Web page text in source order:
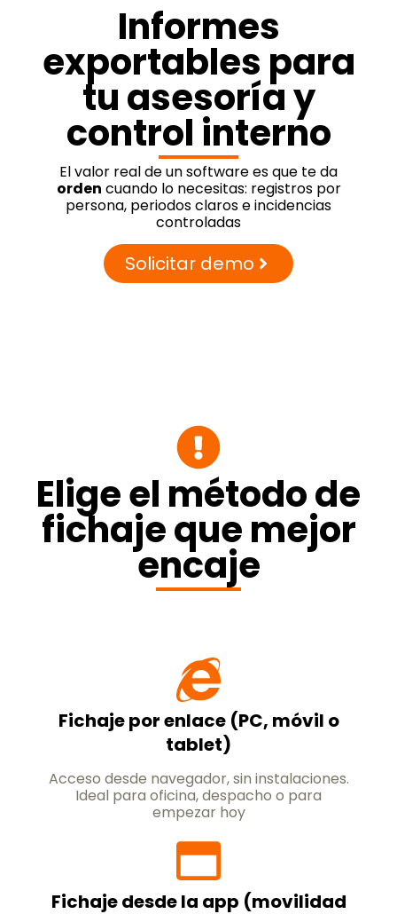
Informes
exportables para
tu asesoría y
control interno
El valor real de un software es que te da
orden cuando lo necesitas: registros por
persona, periodos claros e incidencias
controladas
Solicitar demo
Elige el método de
fichaje que mejor
encaje
Fichaje por enlace (PC, móvil o
tablet)
Acceso desde navegador, sin instalaciones.
Ideal para oficina, despacho o para
empezar hoy
Fichaje desde la app (movilidad